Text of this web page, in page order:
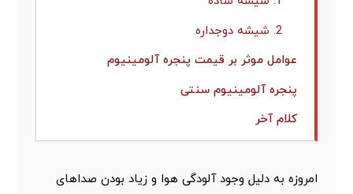
2. شیشه دوجداره
عوامل موثر بر قیمت پنجره آلومینیوم
پنجره آلومینیوم سنتی
کلام آخر
امروزه به دلیل وجود آلودگی هوا و زیاد بودن صداهای